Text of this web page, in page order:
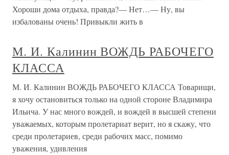
Хороши дома отдыха, правда?— Нет…— Ну, вы
избалованы очень! Привыкли жить в
М. И. Калинин ВОЖДЬ РАБОЧЕГО
КЛАССА
М. И. Калинин ВОЖДЬ РАБОЧЕГО КЛАССА Товарищи,
я хочу остановиться только на одной стороне Владимира
Ильича. У нас много вождей, и вождей в высшей степени
уважаемых, которым пролетариат верит, но я скажу, что
среди пролетариев, среди рабочих масс, помимо
уважения, удивления